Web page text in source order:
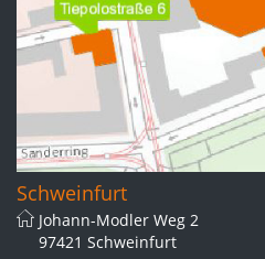
Schweinfurt
Johann-Modler Weg 2
97421 Schweinfurt